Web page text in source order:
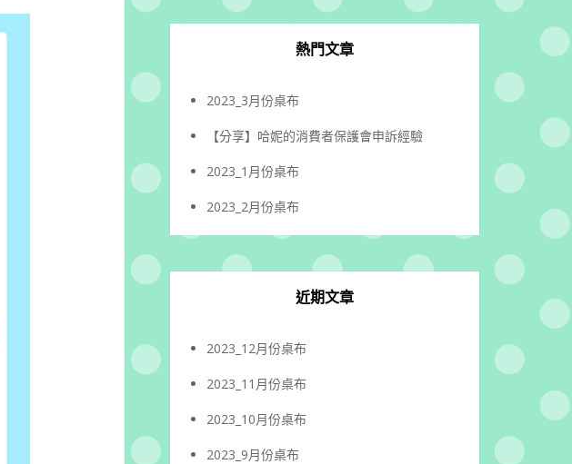
熱門文章
2023_3月份桌布
【分享】哈妮的消費者保護會申訴經驗
2023_1月份桌布
2023_2月份桌布
近期文章
2023_12月份桌布
2023_11月份桌布
2023_10月份桌布
2023_9月份桌布